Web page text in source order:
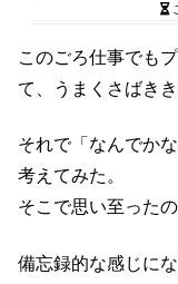
このごろ仕事でも
て、うまくさばき
それで「なんでか
考えてみた。
そこで思い至った
備忘録的な感じに